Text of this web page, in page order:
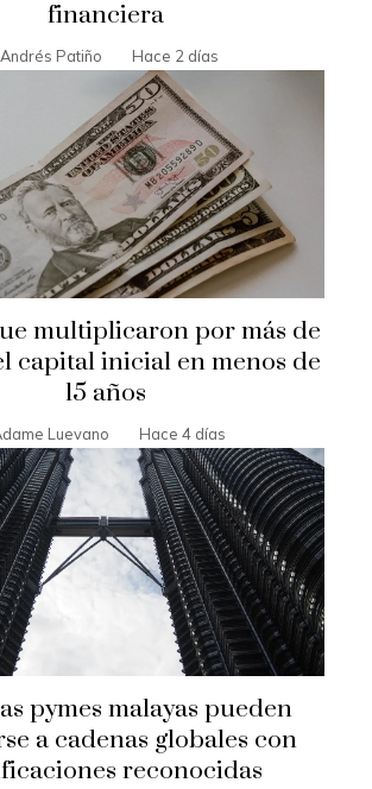
financiera
Andrés Patiño Hace 2 días
multiplicaron por más de
capital inicial en menos de
15 años
Luevano Hace 4 días
pymes malayas pueden
a cadenas globales con
reconocidas